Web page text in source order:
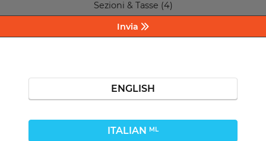
Sezioni & Tasse (4)
Invia
ENGLISH
ITALIAN ML